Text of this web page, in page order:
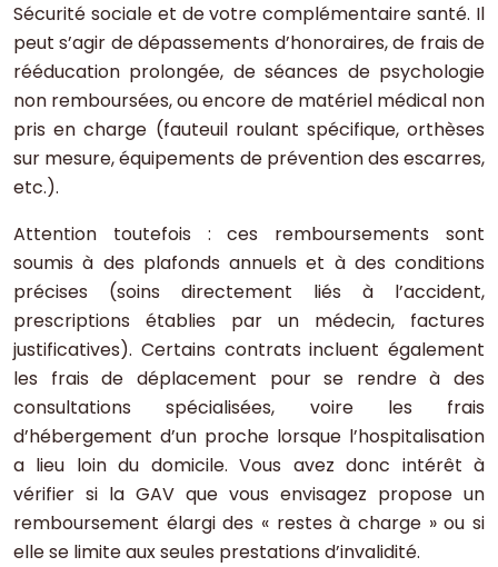
Sécurité sociale et de votre complémentaire santé. Il
peut s’agir de dépassements d’honoraires, de frais de
rééducation prolongée, de séances de psychologie
non remboursées, ou encore de matériel médical non
pris en charge (fauteuil roulant spécifique, orthèses
sur mesure, équipements de prévention des escarres,
etc.).
Attention toutefois : ces remboursements sont
soumis à des plafonds annuels et à des conditions
précises (soins directement liés à l’accident,
prescriptions établies par un médecin, factures
justificatives). Certains contrats incluent également
les frais de déplacement pour se rendre à des
consultations spécialisées, voire les frais
d’hébergement d’un proche lorsque l’hospitalisation
a lieu loin du domicile. Vous avez donc intérêt à
vérifier si la GAV que vous envisagez propose un
remboursement élargi des « restes à charge » ou si
elle se limite aux seules prestations d’invalidité.